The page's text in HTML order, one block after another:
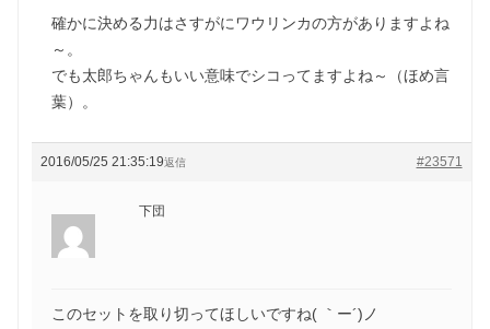
確かに決める力はさすがにワウリンカの方がありますよね
～。
でも太郎ちゃんもいい意味でシコってますよね～（ほめ言
葉）。
2016/05/25 21:35:19 #23571
返信
下団
このセットを取り切ってほしいですね( ｀ー´)ノ